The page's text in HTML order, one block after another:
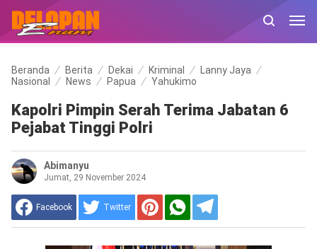
Beranda Berita Dekai Kriminal
Lanny Jaya
Nasional
News Papua Yahukimo
Kapolri Pimpin Serah Terima Jabatan 6
Pejabat Tinggi Polri
Abimanyu
Jumat, 29 November 2024
Facebook Twitter